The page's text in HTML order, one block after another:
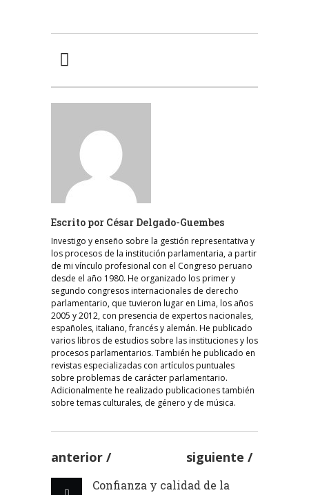
Escrito por César Delgado-Guembes
Investigo y enseño sobre la gestión representativa y
los procesos de la institución parlamentaria, a partir
de mi vínculo profesional con el Congreso peruano
desde el año 1980. He organizado los primer y
segundo congresos internacionales de derecho
parlamentario, que tuvieron lugar en Lima, los años
2005 y 2012, con presencia de expertos nacionales,
españoles, italiano, francés y alemán. He publicado
varios libros de estudios sobre las instituciones y los
procesos parlamentarios. También he publicado en
revistas especializadas con artículos puntuales
sobre problemas de carácter parlamentario.
Adicionalmente he realizado publicaciones también
sobre temas culturales, de género y de música.
anterior siguiente
Confianza y calidad de la